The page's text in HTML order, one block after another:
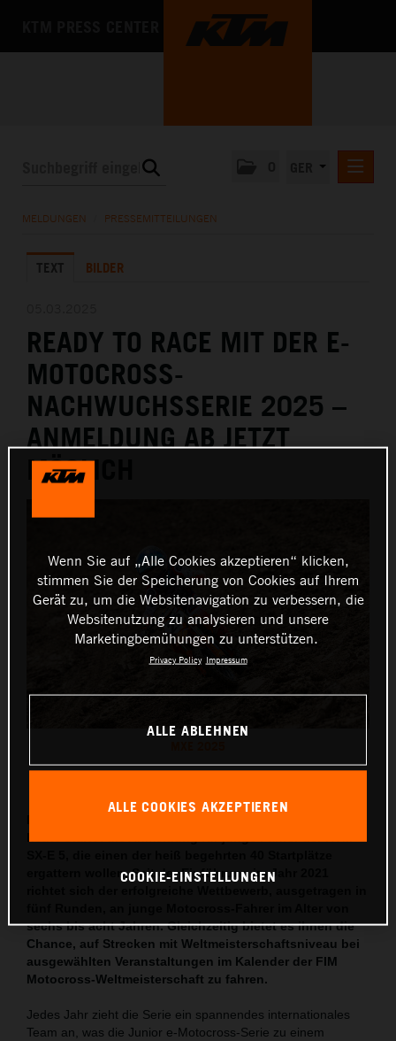
MEDIA
MELDUNGEN PRESSEMITTEILUNGEN
TEXT BILDER
READY TO RACE MIT DER E-
MOTOCROSS-
NACHWUCHSSERIE 2025 –
ANMELDUNG AB JETZT
MÖGLICH
ergattern wollen. Seit der Einführung im Jahr 2021
sechs bis acht Jahren. Gleichzeitig bietet es ihnen die
Chance, auf Strecken mit Weltmeisterschaftsniveau bei
ausgewählten Veranstaltungen im Kalender der FIM
Motocross-Weltmeisterschaft zu fahren.
Jedes Jahr zieht die Serie ein spannendes internationales
Team an, was die Junior e-Motocross-Serie zu einem
Wenn Sie auf „Alle Cookies akzeptieren“ klicken,
stimmen Sie der Speicherung von Cookies auf Ihrem
Gerät zu, um die Websitenavigation zu verbessern, die
Websitenutzung zu analysieren und unsere
Marketingbemühungen zu unterstützen.
Privacy Policy Impressum
ALLE ABLEHNEN
ALLE COOKIES AKZEPTIEREN
COOKIE-EINSTELLUNGEN